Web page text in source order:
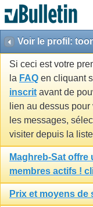
Voir le profil:
Si ceci est votre
la FAQ en cliquant
inscrit avant de
lien au dessus
les messages,
visiter depuis la
Maghreb-Sat
membres actifs !
Prix et moyens de